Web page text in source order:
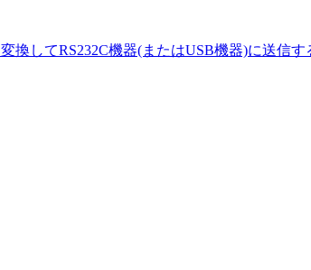
してRS232C機器(またはUSB機器)に送信す